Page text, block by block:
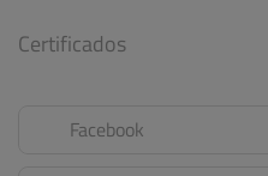
Certificados
Facebook